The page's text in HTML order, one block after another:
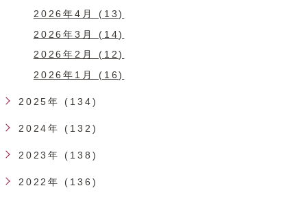
2026年4月 (13)
2026年3月 (14)
2026年2月 (12)
2026年1月 (16)
2025年 (134)
2024年 (132)
2023年 (138)
2022年 (136)